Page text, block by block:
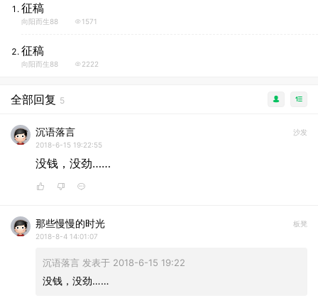
征稿
向阳而生88 1571
征稿
向阳而生88 2222
全部回复 5
沙发
沉语落言
2018-6-15 19:22:55
没钱，没劲……
板凳
那些慢慢的时光
2018-8-4 14:01:07
沉语落言 发表于 2018-6-15 19:22
没钱，没劲……